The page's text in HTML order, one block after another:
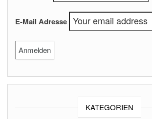
E-Mail Adresse
KATEGORIEN